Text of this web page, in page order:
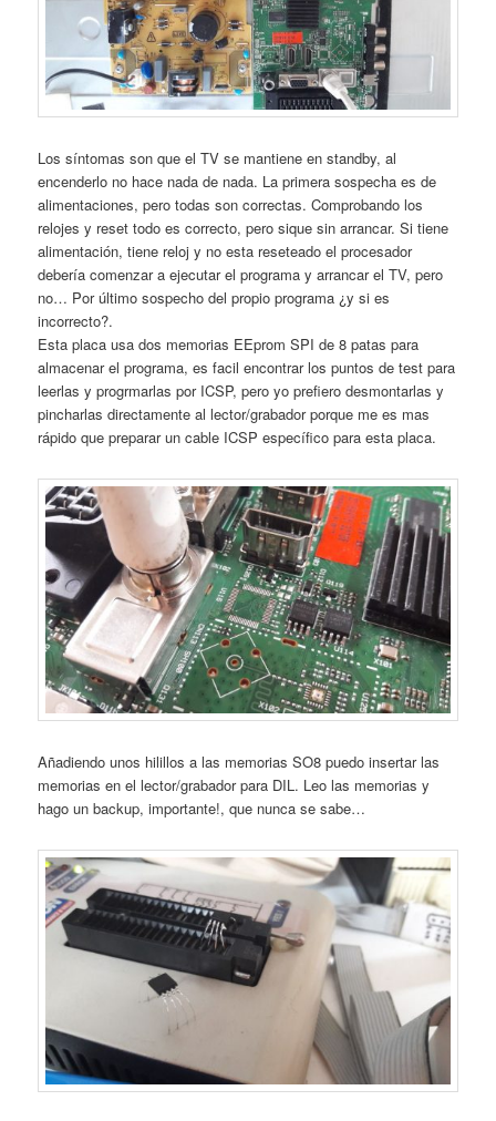
Los síntomas son que el TV se mantiene en standby, al
encenderlo no hace nada de nada. La primera sospecha es de
alimentaciones, pero todas son correctas. Comprobando los
relojes y reset todo es correcto, pero sique sin arrancar. Si tiene
alimentación, tiene reloj y no esta reseteado el procesador
debería comenzar a ejecutar el programa y arrancar el TV, pero
no… Por último sospecho del propio programa ¿y si es
incorrecto?.
Esta placa usa dos memorias EEprom SPI de 8 patas para
almacenar el programa, es facil encontrar los puntos de test para
leerlas y progrmarlas por ICSP, pero yo prefiero desmontarlas y
pincharlas directamente al lector/grabador porque me es mas
rápido que preparar un cable ICSP específico para esta placa.
Añadiendo unos hilillos a las memorias SO8 puedo insertar las
memorias en el lector/grabador para DIL. Leo las memorias y
hago un backup, importante!, que nunca se sabe…